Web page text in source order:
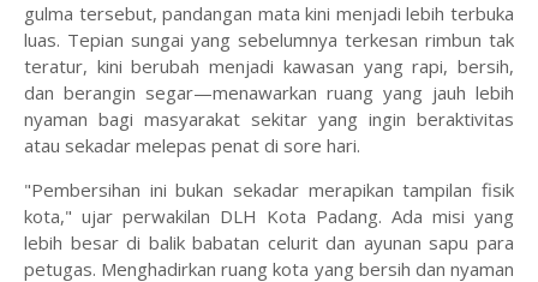
gulma tersebut, pandangan mata kini menjadi lebih terbuka
luas. Tepian sungai yang sebelumnya terkesan rimbun tak
teratur, kini berubah menjadi kawasan yang rapi, bersih,
dan berangin segar—menawarkan ruang yang jauh lebih
nyaman bagi masyarakat sekitar yang ingin beraktivitas
atau sekadar melepas penat di sore hari.
"Pembersihan ini bukan sekadar merapikan tampilan fisik
kota," ujar perwakilan DLH Kota Padang. Ada misi yang
lebih besar di balik babatan celurit dan ayunan sapu para
petugas. Menghadirkan ruang kota yang bersih dan nyaman